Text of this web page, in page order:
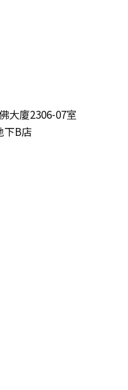
大廈2306-07室
下B店